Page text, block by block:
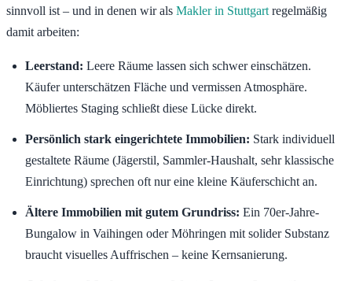
sinnvoll ist – und in denen wir als Makler in Stuttgart regelmäßig
damit arbeiten:
Leerstand: Leere Räume lassen sich schwer einschätzen.
Käufer unterschätzen Fläche und vermissen Atmosphäre.
Möbliertes Staging schließt diese Lücke direkt.
Persönlich stark eingerichtete Immobilien: Stark individuell
gestaltete Räume (Jägerstil, Sammler-Haushalt, sehr klassische
Einrichtung) sprechen oft nur eine kleine Käuferschicht an.
Ältere Immobilien mit gutem Grundriss: Ein 70er-Jahre-
Bungalow in Vaihingen oder Möhringen mit solider Substanz
braucht visuelles Auffrischen – keine Kernsanierung.